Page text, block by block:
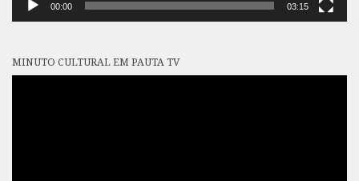
00:00 03:15
MINUTO CULTURAL EM PAUTA TV